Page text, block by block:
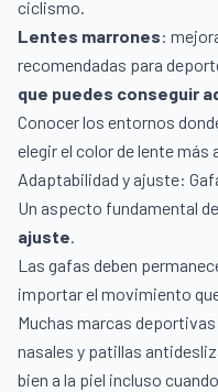
ciclismo.
Lentes marrones:
recomendadas para
que puedes conseguir
Conocer los entornos
elegir el color de lente más
Adaptabilidad y ajuste:
Un aspecto fundamental
ajuste.
Las gafas deben
importar el movimiento
Muchas marcas
nasales y patillas
bien a la piel incluso